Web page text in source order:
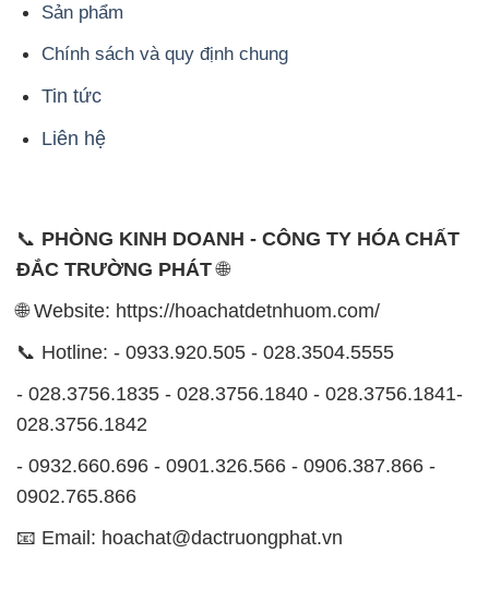
Sản phẩm
Chính sách và quy định chung
Tin tức
Liên hệ
📞 PHÒNG KINH DOANH - CÔNG TY HÓA CHẤT
ĐẮC TRƯỜNG PHÁT🌐
🌐 Website: https://hoachatdetnhuom.com/
📞 Hotline: - 0933.920.505 - 028.3504.5555
- 028.3756.1835 - 028.3756.1840 - 028.3756.1841-
028.3756.1842
- 0932.660.696 - 0901.326.566 - 0906.387.866 -
0902.765.866
📧 Email: hoachat@dactruongphat.vn